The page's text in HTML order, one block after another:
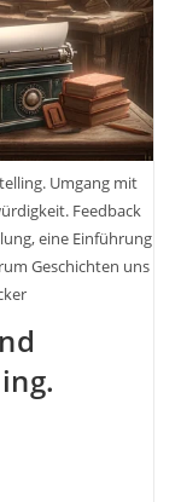
Umgang mit
Feedback
eine Einführung
Geschichten uns